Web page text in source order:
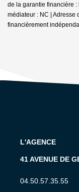
de la garantie financière :
médiateur : NC | Adresse
financièrement
L'AGENCE
41 AVENUE DE
04.50.57.35.55